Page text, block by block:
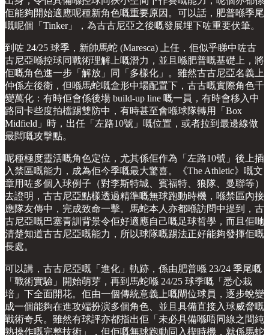
佢能夠開始適應呢種新角色嘅重要原因。可以話，肥普喺季尾
嘅呢個「Tinker」，為古古尼亞之後嘅發展埋下咗重要伏筆。
到咗 24/25 球季，新帥馬蛇 (Maresca) 上任，佢似乎睇中咗古
古尼亞喺控球同戰術理解上嘅潛力，並且喺肥普嘅基礎上，將
佢嘅角色進一步「解放」同「多樣化」。雖然古古尼亞名義上
仲係左後衛，但喺馬蛇嘅盒形中場配置下，古古嘅實際角色千
變萬化：有時佢會係後場 build-up line 嘅一員，有時會移入中
路同卡些度拍檔踢雙防中，有時甚至會喺球隊轉用「Box
Midfield」時，出任「左路10號」嘅位置，或者拉到最邊線做
最闊嘅攻擊點。
呢種極度靈活嘅角色定位，尤其係佢作為「左路10號」後上插
入禁區嘅能力，成為佢今季嘅最大驚喜。《The Athletic》嘅文
章用咗多個入球例子（對李斯特城、賓福特、狼隊、曼聯等）
去證明，古古尼亞點樣透過精準嘅無球跑動時機，喺禁區內接
應隊友傳中，完成致命一擊。馬蛇本人亦都喺訪問中提到，古
古尼亞嘅巴塞青訓背景令佢好適應自己嘅足球哲學，而且佢哋
清楚知道古古尼亞嘅能力，所以球隊嘅踢法正好能夠發揮佢嘅
長處。
可以講，古古尼亞嘅「進化」軌跡，係由肥普喺 23/24 季尾嘅
「戰術實驗」開始萌芽，再到馬蛇喺 24/25 球季嘅「悉心栽
培」下全面開花。佢由一個傳統意義上嘅閘位球員，逐步蛻變
成一個能夠在進攻端扮演多個角色、並且具備直接入球威脅嘅
戰術奇兵。雖然有球評亦都指出佢「未必具備喺唔同線之間純
熟操作嘅完整技術」，但佢嘅無球跑動同入楔時機，就係馬蛇